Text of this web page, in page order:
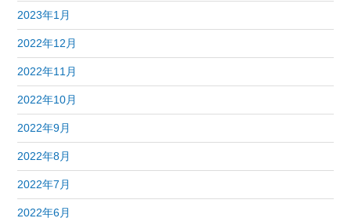
2023年1月
2022年12月
2022年11月
2022年10月
2022年9月
2022年8月
2022年7月
2022年6月